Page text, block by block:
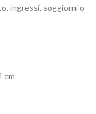
ingressi, soggiorni o
cm